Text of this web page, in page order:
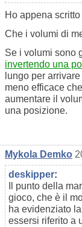
Ho appena
Che i volumi di
Se i volumi sono
invertendo una
lungo per
meno efficace
aumentare il
una posizione.
Mykola Demko
deskipper:
Il punto della
gioco, che è il
ha evidenziato
essersi riferito a